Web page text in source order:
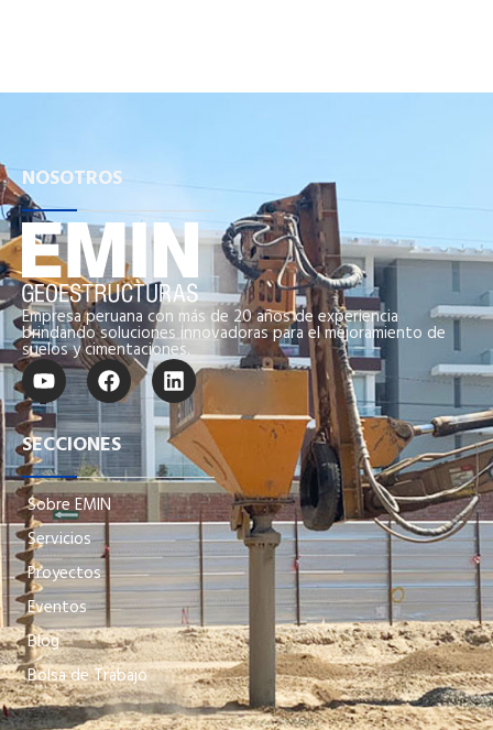
NOSOTROS
Empresa peruana con más de 20 años de experiencia
brindando soluciones innovadoras para el mejoramiento de
suelos y cimentaciones.
SECCIONES
Sobre EMIN
Servicios
Proyectos
Eventos
Blog
Bolsa de Trabajo